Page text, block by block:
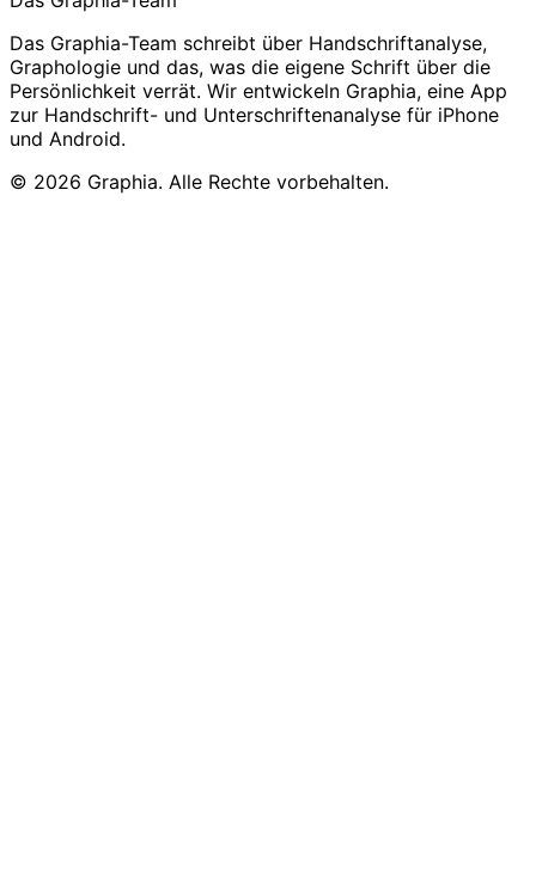
Das Graphia-Team schreibt über Handschriftanalyse,
Graphologie und das, was die eigene Schrift über die
Persönlichkeit verrät. Wir entwickeln Graphia, eine App
zur Handschrift- und Unterschriftenanalyse für iPhone
und Android.
© 2026 Graphia. Alle Rechte vorbehalten.